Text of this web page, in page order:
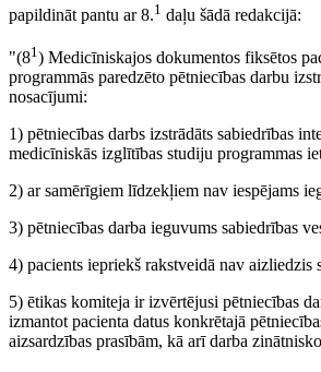
papildināt pantu ar 8.1 daļu šādā redakcijā:
"(81 ) Medicīniskajos dokumentos fiksētos
programmās paredzēto pētniecības darbu
nosacījumi:
1) pētniecības darbs izstrādāts sabiedrības
medicīniskās izglītības studiju programmas
2) ar samērīgiem līdzekļiem nav iespējams
3) pētniecības darba ieguvums sabiedrības
4) pacients iepriekš rakstveidā nav aizliedzis
5) ētikas komiteja ir izvērtējusi pētniecības
izmantot pacienta datus konkrētajā
aizsardzības prasībām, kā arī darba